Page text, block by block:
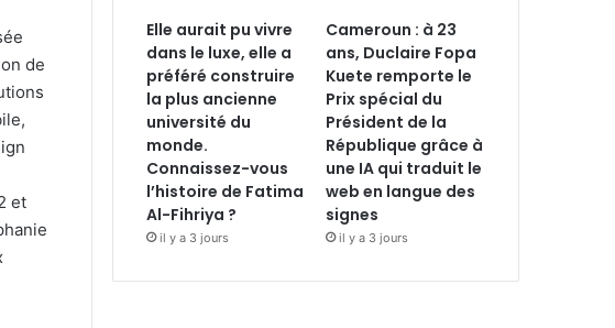
de
et
Elle aurait pu vivre
dans le luxe, elle a
préféré construire
la plus ancienne
université du
monde.
Connaissez-vous
l’histoire de Fatima
Al-Fihriya ?
il y a 3 jours
Cameroun : à 23
ans, Duclaire Fopa
Kuete remporte le
Prix spécial du
Président de la
République grâce à
une IA qui traduit le
web en langue des
signes
il y a 3 jours